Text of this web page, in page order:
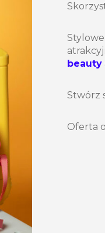
beauty
Stwórz
Oferta